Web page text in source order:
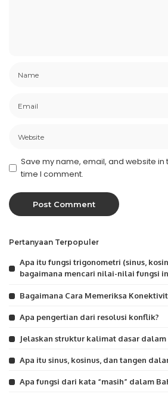
Save my name, email, and website in
time I comment.
Pertanyaan Terpopuler
Apa itu fungsi trigonometri (sinus,
bagaimana mencari nilai-nilai fungsi
Bagaimana Cara Memeriksa
Apa pengertian dari resolusi konflik?
Jelaskan struktur kalimat dasar dalam
Apa itu sinus, kosinus, dan tangen
Apa fungsi dari kata “masih” dalam